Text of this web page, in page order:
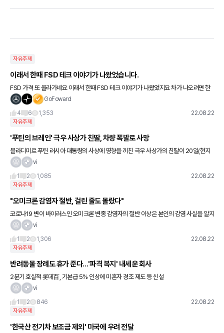
자유주제
이래서 한때 FSD 테크 이야기가 나왔었습니다.
FSD 가격 또 올라가네요 이래서 한때 FSD 테크 이야기가 나왔었지요 차가 나오려면 한
참 남았는데 FSD 넣고 계약해놓으면 나중에 차받을때 FSD 가격 올라갈거고 그러면 개
GoFoward
4
6 1,353 22.08.22
자유주제
'푸틴의 브레인' 극우 사상가 친딸, 차량 폭발로 사망
블라디미르 푸틴 러시아 대통령의 사상에 영향을 끼친 극우 사상가의 친딸이 20일(현지
시간) 모스크바에서 차를 몰고가다 의문의 폭발로 사망했다. 21일 영국 가디언·로이터 통
vi
1
2 1,085 22.08.22
자유주제
"오미크론 감염자 절반, 걸린 줄도 몰랐다"
코로나19 변이 바이러스인 오미크론 변종 감염자의 절반 이상은 본인의 감염 사실을 알지
도 못했다는 연구 결과가 나왔다. 19일(현지시간) 미국 공영 라디오 NPR에 따르면, 로스
vi
1
2 1,306 22.08.22
자유주제
반려동물 장례도 휴가 준다…'파격 복지' 내세운 회사
2분기 호실적 롯데百, 기본급 5% 인상에 미혼자 경조 제도 등 신설
vi
1
2 846 22.08.22
자유주제
'한국산 전기차 보조금 제외' 미국에 우려 전달